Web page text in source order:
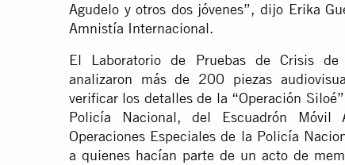
Agudelo y otros dos jóvenes”, dijo Erika
Amnistía Internacional.
El Laboratorio de Pruebas de Crisis
analizaron más de 200 piezas
verificar los detalles de la “Operación
Policía Nacional, del Escuadrón
Operaciones Especiales de la Policía
a quienes hacían parte de un acto de